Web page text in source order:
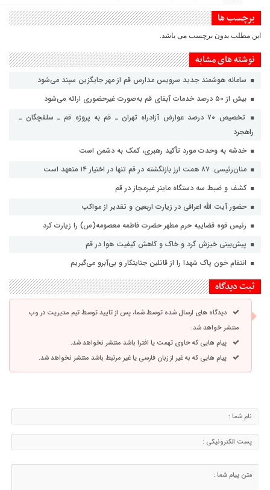
برچسب ها
این مطلب بدون برچسب می باشد.
نوشته های مشابه
سامانه هوشمند جدید سرویس مدارس قم از مهر جایگزین سپند می‌شود
بیش از ۵۰ درصد خدمات آبفای قم به‌صورت غیرحضوری ارائه می‌شود
تخصیص ۷۰ درصد عوارض آزادراه تهران ـ قم به پروژه قم ـ سلفچگان ـ
راهجرد
خدشه به وحدت مورد تأکید رهبری، کمک به دشمن است
منان‌رئیسی: ۸۷ همت ارز بازنگشته در قم تنها در اختیار ۱۴ متعهد است
کشف و ضبط سه دستگاه ماینر غیرمجاز در قم
حضور آیت الله اعرافی در زیارت اربعین و تقدیر از مواکب
رئیس قوه قضاییه حرم مطهر حضرت فاطمه معصومه(س) را زیارت کرد
پیش‌بینی خیزش گرد و خاک و کاهش کیفیت هوا در قم
انتقام خون پاک شهدا را از قاتلین جنایتکار و بی‌آبرو می‌گیریم
ثبت دیدگاه
دیدگاه های ارسال شده توسط شما، پس از تایید توسط تیم مدیریت در وب
منتشر خواهد شد.
پیام هایی که حاوی تهمت یا افترا باشد منتشر نخواهد شد.
پیام هایی که به غیر از زبان فارسی یا غیر مرتبط باشد منتشر نخواهد شد.